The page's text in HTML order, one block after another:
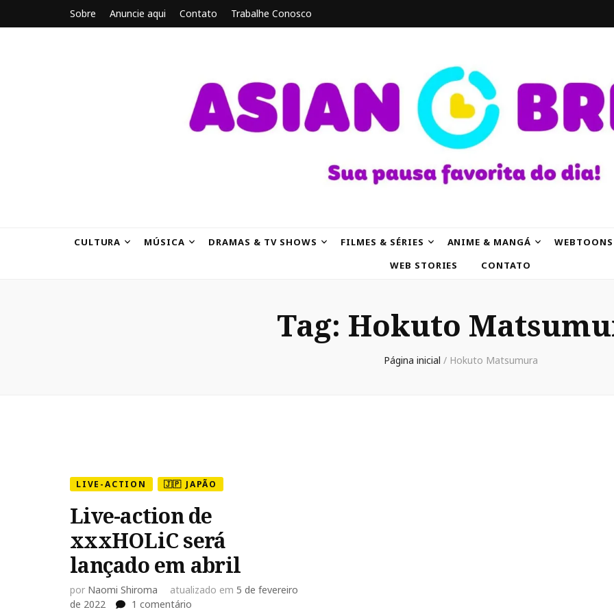
Sobre Anuncie aqui Contato Trabalhe Conosco
CULTURA MÚSICA DRAMAS & TV SHOWS FILMES & SÉRIES ANIME & MANGÁ
WEBTOONS
WEB STORIES
CONTATO
Tag: Hokuto
Página inicial / Hokuto Matsumura
LIVE-ACTION 🇯🇵 JAPÃO
Live-action de
xxxHOLiC será
lançado em abril
por Naomi Shiroma atualizado em 5 de fevereiro
de 2022
1 comentário